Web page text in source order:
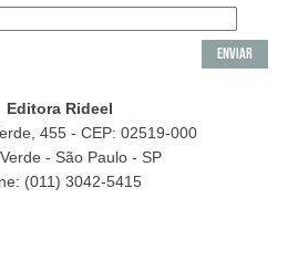
Editora Rideel
455 - CEP: 02519-000
- São Paulo - SP
(011) 3042-5415